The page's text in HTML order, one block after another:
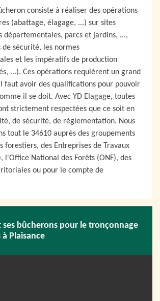
consiste à réaliser des opérations
(abattage, élagage, ...) sur sites
départementales, parcs et jardins, ...,
de sécurité, les normes
et les impératifs de production
...). Ces opérations requièrent un grand
faut avoir des qualifications pour pouvoir
il se doit. Avec YD Elagage, toutes
strictement respectées que ce soit en
de sécurité, de règlementation. Nous
tout le 34610 auprès des groupements
forestiers, des Entreprises de Travaux
l'Office National des Forêts (ONF), des
ou pour le compte de
ses bûcherons pour le tronçonnage
Plaisance